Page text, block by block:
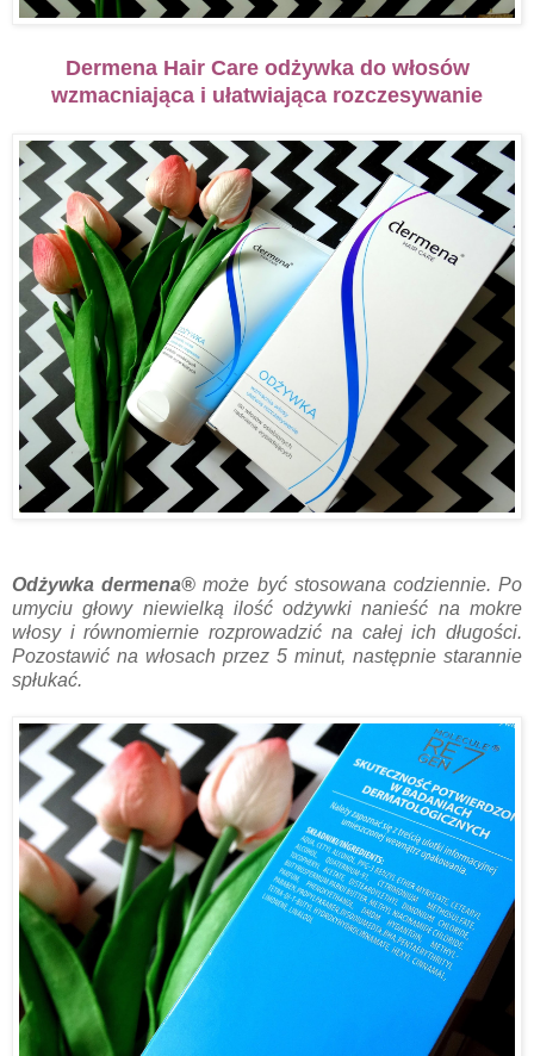
Dermena Hair Care odżywka do włosów
wzmacniająca i ułatwiająca rozczesywanie
Odżywka dermena® może być stosowana codziennie. Po
umyciu głowy niewielką ilość odżywki nanieść na mokre
włosy i równomiernie rozprowadzić na całej ich długości.
Pozostawić na włosach przez 5 minut, następnie starannie
spłukać.